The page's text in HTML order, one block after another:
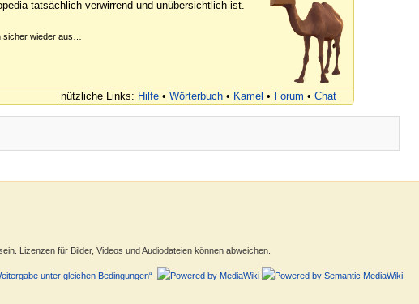
tatsächlich verwirrend und unübersichtlich ist.
sicher wieder aus…
nützliche Links: Hilfe • Wörterbuch • Kamel • Forum • Chat
Lizenzen für Bilder, Videos und Audiodateien können abweichen.